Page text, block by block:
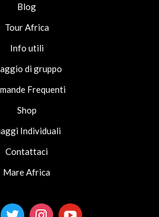
Blog
Tour Africa
Info utili
di gruppo
Frequenti
Shop
Individuali
Contattaci
Mare Africa
twitter instagramyoutube